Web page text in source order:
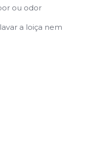
ou odor
a loiça ​​nem